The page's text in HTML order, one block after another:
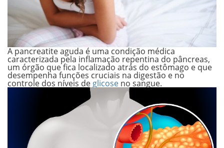
A pancreatite aguda é uma condição médica
caracterizada pela inflamação repentina do pâncreas,
um órgão que fica localizado atrás do estômago e que
desempenha funções cruciais na digestão e no
controle dos níveis de glicose no sangue.